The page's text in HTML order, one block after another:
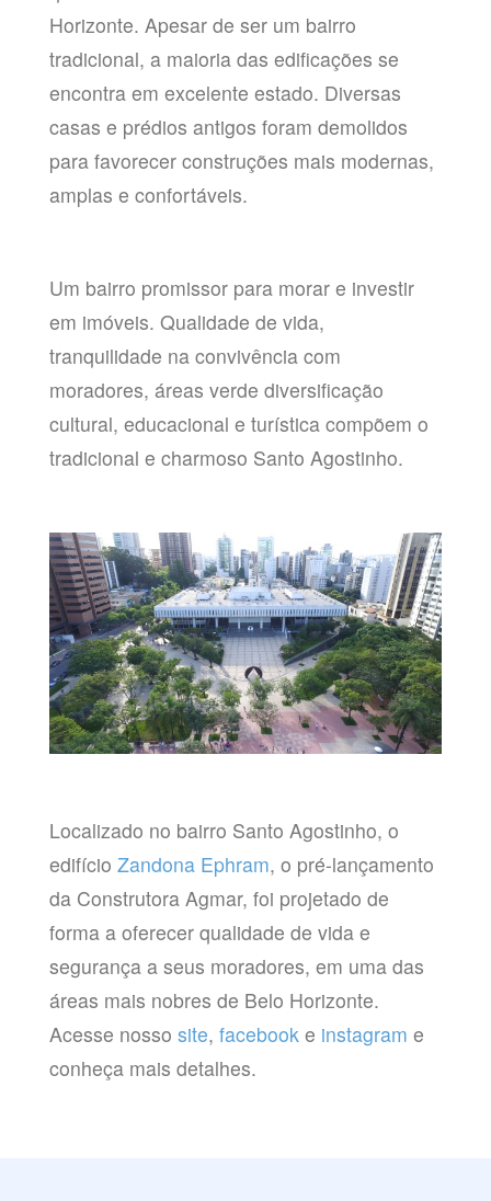
Horizonte. Apesar de ser um bairro
tradicional, a maioria das edificações se
encontra em excelente estado. Diversas
casas e prédios antigos foram demolidos
para favorecer construções mais modernas,
amplas e confortáveis.
Um bairro promissor para morar e investir
em imóveis. Qualidade de vida,
tranquilidade na convivência com
moradores, áreas verde diversificação
cultural, educacional e turística compõem o
tradicional e charmoso Santo Agostinho.
Localizado no bairro Santo Agostinho, o
edifício Zandona Ephram, o pré-lançamento
da Construtora Agmar, foi projetado de
forma a oferecer qualidade de vida e
segurança a seus moradores, em uma das
áreas mais nobres de Belo Horizonte.
Acesse nosso site, facebook e instagram e
conheça mais detalhes.